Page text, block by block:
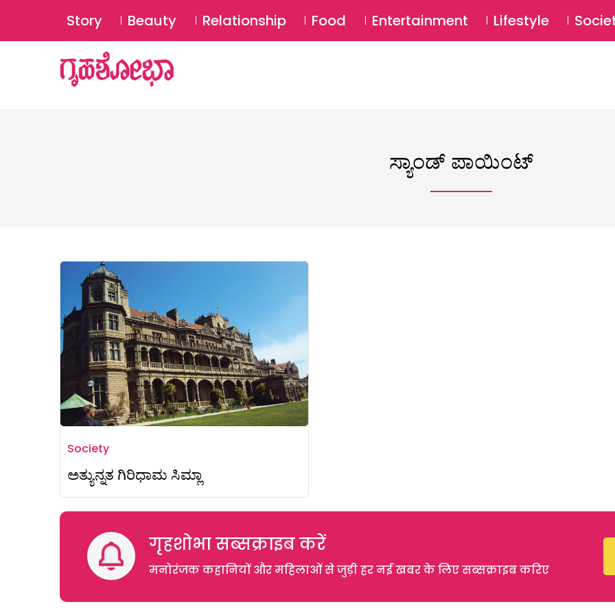
Story Beauty Relationship Food Entertainment Lifestyle
ಸ್ಯಾಂಡ್ ಪಾಯಿಂಟ್
Society
ಅತ್ಯುನ್ನತ ಗಿರಿಧಾಮ ಸಿಮ್ಲಾ
गृहशोभा सब्सक्राइब करें
मनोरंजक कहानियों और महिलाओं से जुड़ी हर नई खबर के लिए सब्सक्राइब करिए